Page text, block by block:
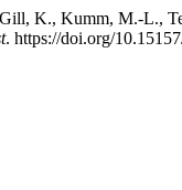
K., Kumm, M.-L.,
. https://doi.org/